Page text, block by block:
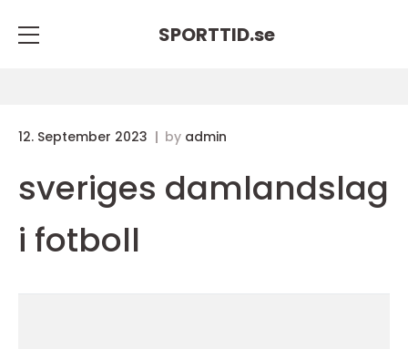
SPORTTID.se
12. September 2023 by admin
sveriges damlandslag
i fotboll